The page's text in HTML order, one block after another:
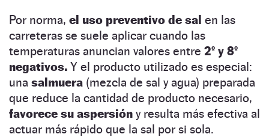
Por norma, el uso preventivo de sal en las
carreteras se suele aplicar cuando las
temperaturas anuncian valores entre 2º y 8º
negativos. Y el producto utilizado es especial:
una salmuera (mezcla de sal y agua) preparada
que reduce la cantidad de producto necesario,
favorece su aspersión y resulta más efectiva al
actuar más rápido que la sal por si sola.